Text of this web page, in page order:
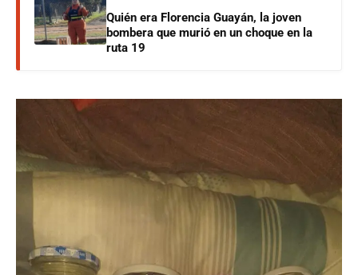
Quién era Florencia Guayán, la joven
bombera que murió en un choque en la
ruta 19